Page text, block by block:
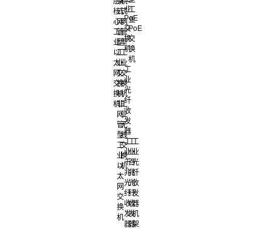
核
心
工
业
以
太
网
交
换
机
式
网
管
型
工
业
交
换
机
式
网
管
型
工
业
交
换
机
非
网
管
型
工
业
以
太
网
交
换
机
工
业
无
线
交
换
机
业
PoE
交
换
机
工
业
PoE
交
换
机
工
业
光
纤
收
发
器
工
业
千
兆
光
纤
收
发
器
工
业
百
兆
光
纤
收
发
器
工
业
光
纤
收
发
器
机
架